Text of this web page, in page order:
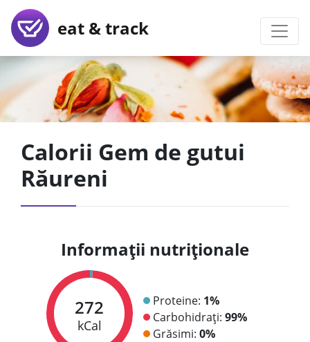
eat & track
Calorii Gem de gutui
Răureni
Informații nutriționale
272
kCal
Proteine: 1%
Carbohidrați: 99%
Grăsimi: 0%